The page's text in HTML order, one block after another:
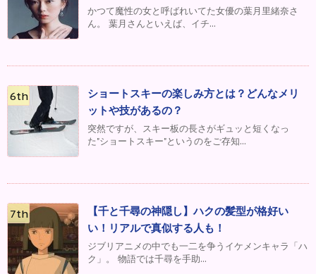
かつて魔性の女と呼ばれいてた女優の葉月里緒奈さ
ん。 葉月さんといえば、イチ...
ショートスキーの楽しみ方とは？どんなメリ
ットや技があるの？
突然ですが、スキー板の長さがギュッと短くなっ
た"ショートスキー"というのをご存知...
【千と千尋の神隠し】ハクの髪型が格好い
い！リアルで真似する人も！
ジブリアニメの中でも一二を争うイケメンキャラ「ハ
ク」。 物語では千尋を手助...